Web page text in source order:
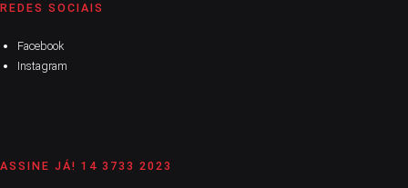
REDES SOCIAIS
Facebook
Instagram
ASSINE JÁ! 14 3733 2023